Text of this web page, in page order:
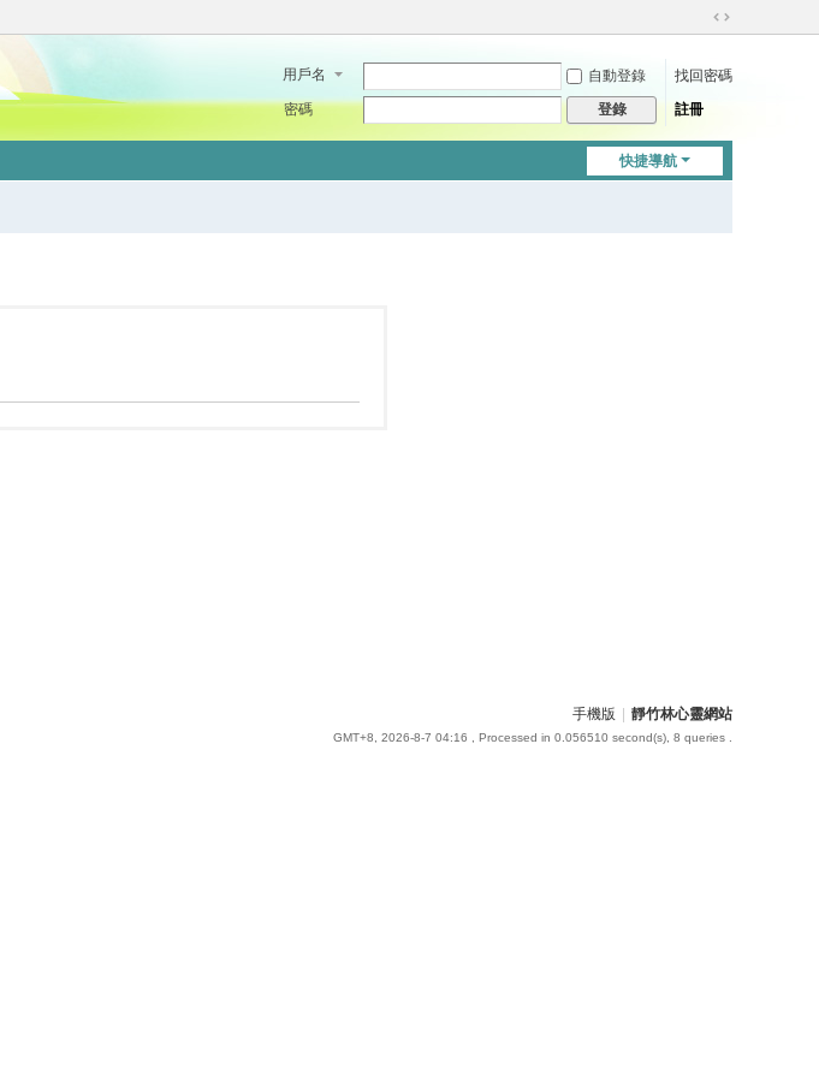
切
到
用戶名 自動登錄
找回密碼
密碼
登錄 註冊
快捷導航
手機版 靜竹林心靈網站
GMT+8, 2026-8-7 04:16 , Processed in 0.056510 second(s), 8 queries .